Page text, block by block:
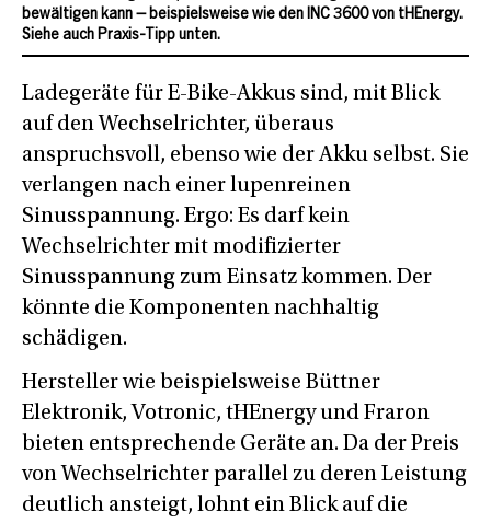
bewältigen kann – beispielsweise wie den INC 3600 von tHEnergy.
Siehe auch Praxis-Tipp unten.
Ladegeräte für E-Bike-Akkus sind, mit Blick
auf den Wechselrichter, überaus
anspruchsvoll, ebenso wie der Akku selbst. Sie
verlangen nach einer lupenreinen
Sinusspannung. Ergo: Es darf kein
Wechselrichter mit modifizierter
Sinusspannung zum Einsatz kommen. Der
könnte die Komponenten nachhaltig
schädigen.
Hersteller wie beispielsweise Büttner
Elektronik, Votronic, tHEnergy und Fraron
bieten entsprechende Geräte an. Da der Preis
von Wechselrichter parallel zu deren Leistung
deutlich ansteigt, lohnt ein Blick auf die